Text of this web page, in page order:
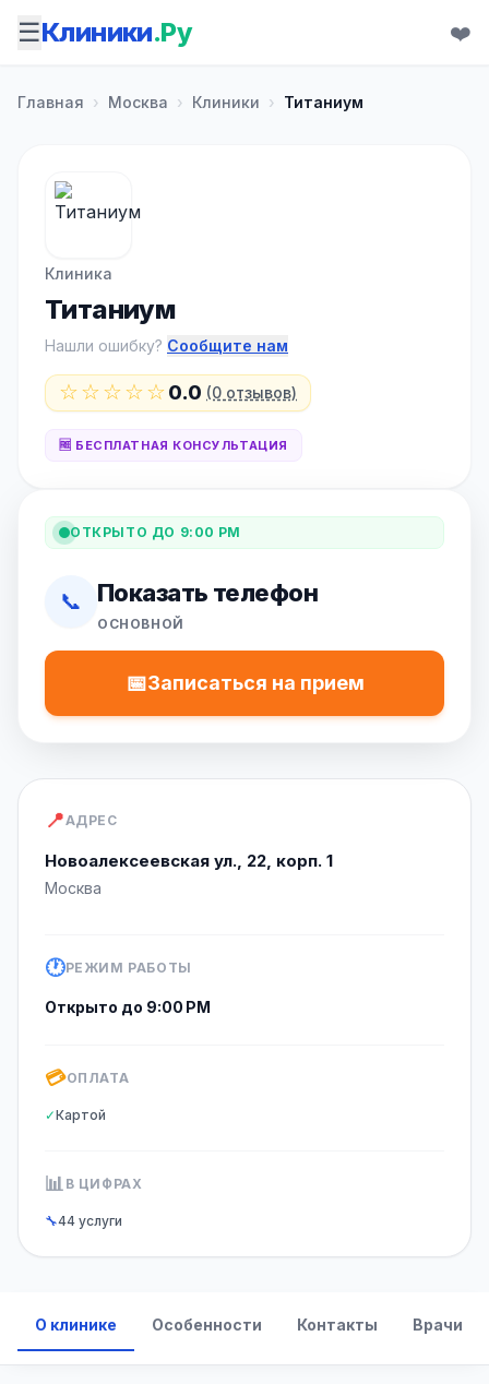
☰Клиники.Ру ❤️
Главная › Москва › Клиники › Титаниум
Клиника
Титаниум
Нашли ошибку? Сообщите нам
☆☆☆☆☆0.0 (0 отзывов)
🆓 БЕСПЛАТНАЯ КОНСУЛЬТАЦИЯ
ОТКРЫТО ДО 9:00 PM
📞 Показать телефон
ОСНОВНОЙ
📅Записаться на прием
📍АДРЕС
Новоалексеевская ул., 22, корп. 1
Москва
🕐РЕЖИМ РАБОТЫ
Открыто до 9:00 PM
💳ОПЛАТА
✓Картой
📊 В ЦИФРАХ
🔧44 услуги
О клинике Особенности Контакты Врачи